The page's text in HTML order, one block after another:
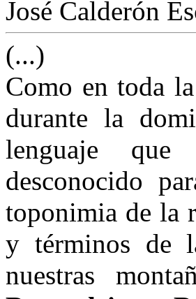
José Calderón
(...)
Como en toda
durante la
lenguaje que
desconocido
toponimia de la
y términos de
nuestras